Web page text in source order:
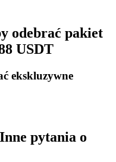
z kopiowania
odebrać pakiet
USDT
ekskluzywne
pytania o